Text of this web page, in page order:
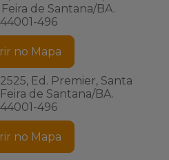
de Santana/BA.
496
no Mapa
Ed. Premier, Santa
de Santana/BA.
496
no Mapa